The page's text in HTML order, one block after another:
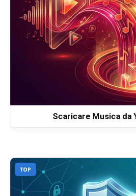
Scaricare Musica da
TOP